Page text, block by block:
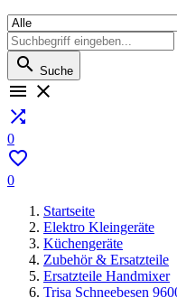
 Suche
 

0

0
Startseite
Elektro Kleingeräte
Küchengeräte
Zubehör & Ersatzteile
Ersatzteile Handmixer
Trisa Schneebesen